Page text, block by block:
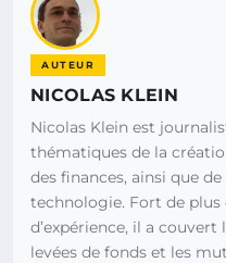
AUTEUR
NICOLAS KLEIN
Nicolas Klein est
thématiques de la
des finances, ainsi que
technologie. Fort de plus
d’expérience, il a
levées de fonds et les